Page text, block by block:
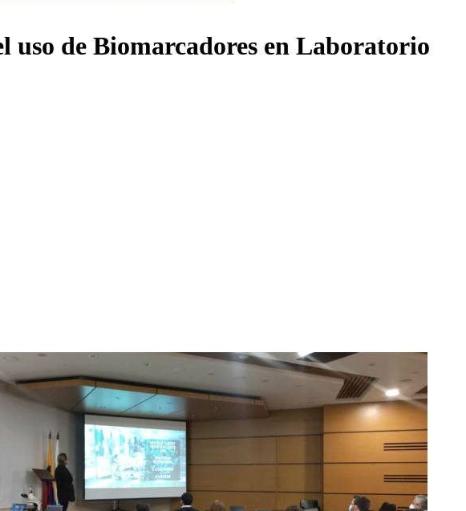
uso de Biomarcadores en Laboratorio